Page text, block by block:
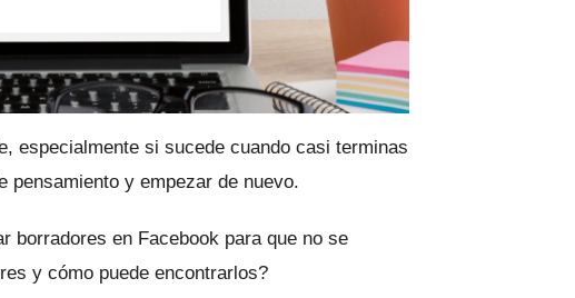
especialmente si sucede cuando casi terminas
pensamiento y empezar de nuevo.
borradores en Facebook para que no se
y cómo puede encontrarlos?